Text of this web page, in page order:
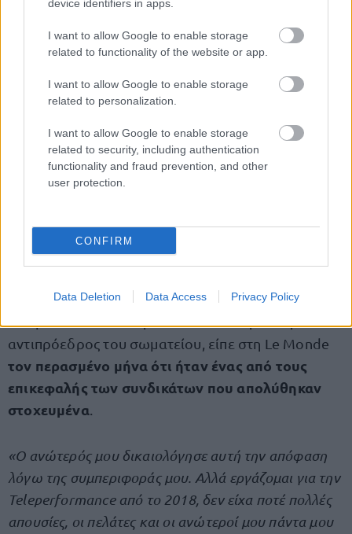
device identifiers in apps.
I want to allow Google to enable storage
related to functionality of the website or app.
I want to allow Google to enable storage
related to personalization.
I want to allow Google to enable storage
related to security, including authentication
functionality and fraud prevention, and other
user protection.
CONFIRM
Data Deletion Data Access Privacy Policy
σύμβαση εργασίας», πρόσθεσε ο Σπυρέλης.
«Προσπαθούν να επιφέρουν πλήγμα στο σωματείο,
να μας φιμώσουν και να αποφύγουν να
υπερασπιστούμε τους συναδέλφους μας και να
υπογράψουμε τη σύμβαση με τους μισθούς και τα
Σημειώνεται ακόμη ότι το συνδικάτο έχει
πραγματοποιήσει 10 απεργίες
πίεση στην Teleperformance να υπογράψει
συλλογική σύμβαση εργασίας με το συνδικάτο.
Ο Ghassen Ben Jannet, εργαζόμενος στην
αντιπρόεδρος του σωματείου, είπε στη Le Monde
τον περασμένο μήνα ότι ήταν ένας από τους
επικεφαλής των συνδικάτων που απολύθηκαν
στοχευμένα
«Ο ανώτερός μου δικαιολόγησε αυτή την απόφαση
λόγω της συμπεριφοράς μου. Αλλά εργάζομαι για την
Teleperformance από το 2018, δεν είχα ποτέ πολλές
απουσίες, οι πελάτες και οι ανώτεροί μου πάντα μου